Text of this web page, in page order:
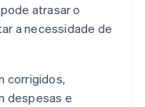
atrasar o
a necessidade de
corrigidos,
despesas e